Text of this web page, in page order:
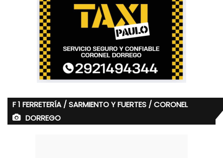
F 1 FERRETERÍA / SARMIENTO Y FUERTES / CORONEL
DORREGO